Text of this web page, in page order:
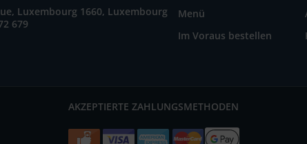
Luxembourg 1660, Luxembourg
679
Menü
Im Voraus bestellen
AKZEPTIERTE ZAHLUNGSMETHODEN